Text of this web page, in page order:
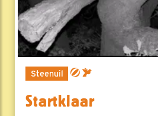
Steenuil
Startklaar